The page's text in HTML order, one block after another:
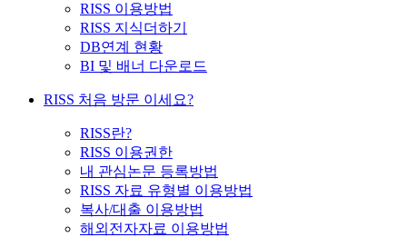
RISS 이용방법
RISS 지식더하기
DB연계 현황
BI 및 배너 다운로드
RISS 처음 방문 이세요?
RISS란?
RISS 이용권한
내 관심논문 등록방법
RISS 자료 유형별 이용방법
복사/대출 이용방법
해외전자자료 이용방법